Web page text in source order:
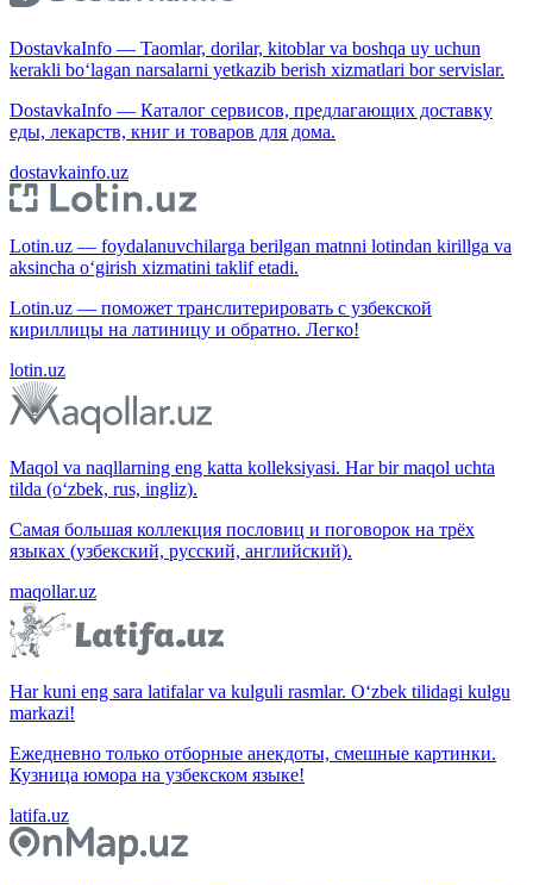
DostavkaInfo — Taomlar, dorilar, kitoblar va boshqa uy uchun
kerakli bo‘lagan narsalarni yetkazib berish xizmatlari bor servislar.
DostavkaInfo — Каталог сервисов, предлагающих доставку
еды, лекарств, книг и товаров для дома.
dostavkainfo.uz
Lotin.uz — foydalanuvchilarga berilgan matnni lotindan kirillga va
aksincha o‘girish xizmatini taklif etadi.
Lotin.uz — поможет транслитерировать с узбекской
кириллицы на латиницу и обратно. Легко!
lotin.uz
Maqol va naqllarning eng katta kolleksiyasi. Har bir maqol uchta
tilda (o‘zbek, rus, ingliz).
Самая большая коллекция пословиц и поговорок на трёх
языках (узбекский, русский, английский).
maqollar.uz
Har kuni eng sara latifalar va kulguli rasmlar. O‘zbek tilidagi kulgu
markazi!
Ежедневно только отборные анекдоты, смешные картинки.
Кузница юмора на узбекском языке!
latifa.uz